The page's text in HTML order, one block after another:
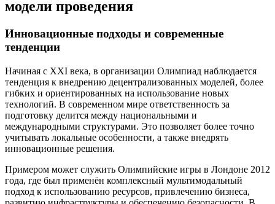
модели проведения
Инновационные подходы и современные
тенденции
Начиная с XXI века, в организации Олимпиад наблюдается
тенденция к внедрению децентрализованных моделей, более
гибких и ориентированных на использование новых
технологий. В современном мире ответственность за
подготовку делится между национальными и
международными структурами. Это позволяет более точно
учитывать локальные особенности, а также внедрять
инновационные решения.
Примером может служить Олимпийские игры в Лондоне 2012
года, где был применён комплексный мультимодальный
подход к использованию ресурсов, привлечению бизнеса,